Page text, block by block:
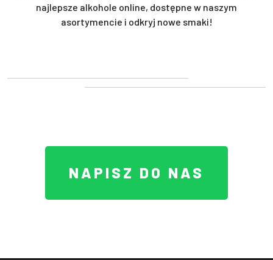
najlepsze alkohole online, dostępne w naszym
asortymencie i odkryj nowe smaki!
NAPISZ DO NAS